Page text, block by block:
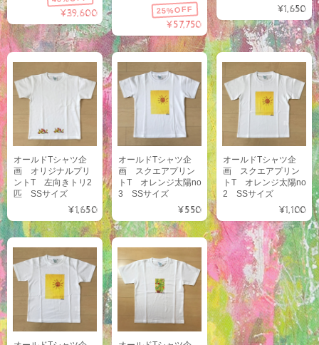
¥39,600 25%OFF
¥57,750
¥1,650
オールドTシャツ企
画 オリジナルプリ
ントT 左向きトリ2
匹 SSサイズ
¥1,650
オールドTシャツ企
画 スクエアプリン
トT オレンジ太陽no
3 SSサイズ
¥550
オールドTシャツ企
画 スクエアプリン
トT オレンジ太陽no
2 SSサイズ
¥1,100